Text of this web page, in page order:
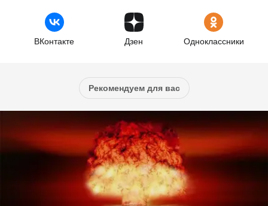
ВКонтакте Дзен Одноклассники
Рекомендуем для вас